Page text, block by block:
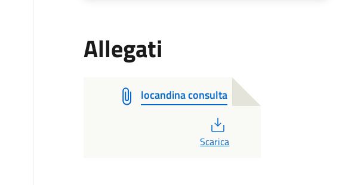
Allegati
locandina consulta
Scarica